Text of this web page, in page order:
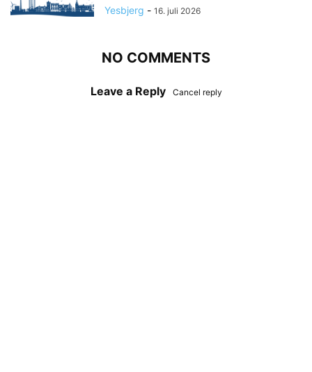
Yesbjerg - 16. juli 2026
NO COMMENTS
Leave a Reply Cancel reply